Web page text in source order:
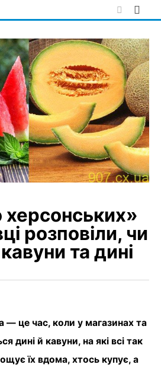
розповіли, чи
та дині
— це час, коли у магазинах та
дині й кавуни, на які всі так
їх вдома, хтось купує, а